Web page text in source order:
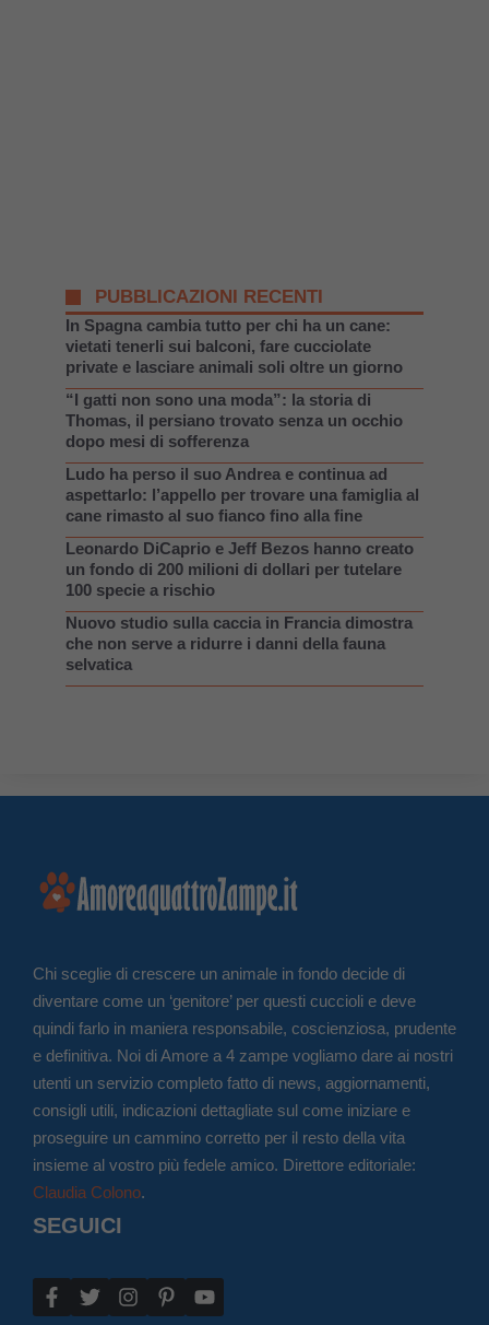
PUBBLICAZIONI RECENTI
In Spagna cambia tutto per chi ha un cane:
vietati tenerli sui balconi, fare cucciolate
private e lasciare animali soli oltre un giorno
“I gatti non sono una moda”: la storia di
Thomas, il persiano trovato senza un occhio
dopo mesi di sofferenza
Ludo ha perso il suo Andrea e continua ad
aspettarlo: l’appello per trovare una famiglia al
cane rimasto al suo fianco fino alla fine
Leonardo DiCaprio e Jeff Bezos hanno creato
un fondo di 200 milioni di dollari per tutelare
100 specie a rischio
Nuovo studio sulla caccia in Francia dimostra
che non serve a ridurre i danni della fauna
selvatica
Chi sceglie di crescere un animale in fondo decide di
diventare come un ‘genitore’ per questi cuccioli e deve
quindi farlo in maniera responsabile, coscienziosa, prudente
e definitiva. Noi di Amore a 4 zampe vogliamo dare ai nostri
utenti un servizio completo fatto di news, aggiornamenti,
consigli utili, indicazioni dettagliate sul come iniziare e
proseguire un cammino corretto per il resto della vita
insieme al vostro più fedele amico. Direttore editoriale:
Claudia Colono.
SEGUICI